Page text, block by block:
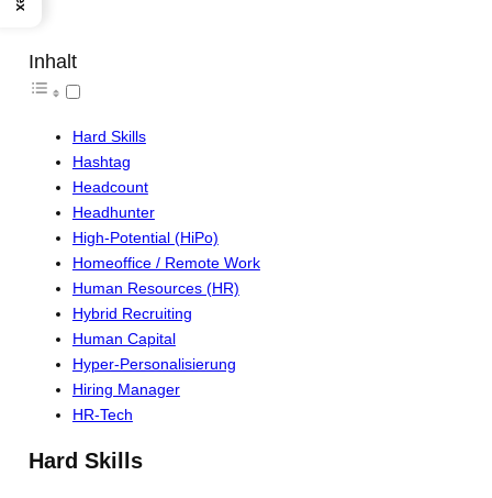
Inhalt
Hard Skills
Hashtag
Headcount
Headhunter
High-Potential (HiPo)
Homeoffice / Remote Work
Human Resources (HR)
Hybrid Recruiting
Human Capital
Hyper-Personalisierung
Hiring Manager
HR-Tech
Hard Skills